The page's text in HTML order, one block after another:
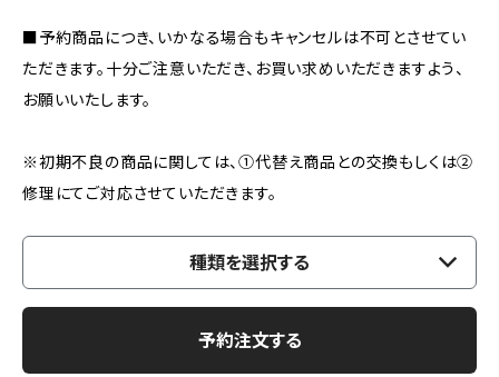
■予約商品につき、いかなる場合もキャンセルは不可とさせてい
ただきます。十分ご注意いただき、お買い求めいただきますよう、
お願いいたします。
※初期不良の商品に関しては、①代替え商品との交換もしくは②
修理にてご対応させていただきます。
種類を選択する
予約注文する